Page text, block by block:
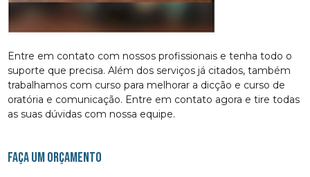
Entre em contato com nossos profissionais e tenha todo o
suporte que precisa. Além dos serviços já citados, também
trabalhamos com curso para melhorar a dicção e curso de
oratória e comunicação. Entre em contato agora e tire todas
as suas dúvidas com nossa equipe.
FAÇA UM ORÇAMENTO